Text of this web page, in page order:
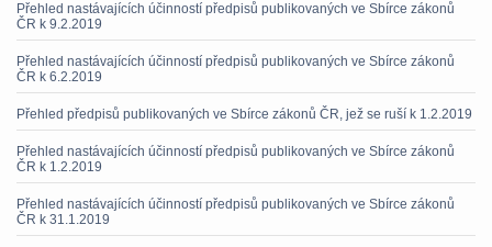
Přehled nastávajících účinností předpisů publikovaných ve Sbírce zákonů
ČR k 9.2.2019
Přehled nastávajících účinností předpisů publikovaných ve Sbírce zákonů
ČR k 6.2.2019
Přehled předpisů publikovaných ve Sbírce zákonů ČR, jež se ruší k 1.2.2019
Přehled nastávajících účinností předpisů publikovaných ve Sbírce zákonů
ČR k 1.2.2019
Přehled nastávajících účinností předpisů publikovaných ve Sbírce zákonů
ČR k 31.1.2019